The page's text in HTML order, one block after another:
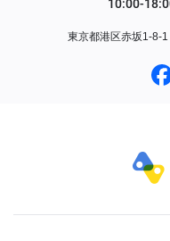
東京都港区赤坂1-8-